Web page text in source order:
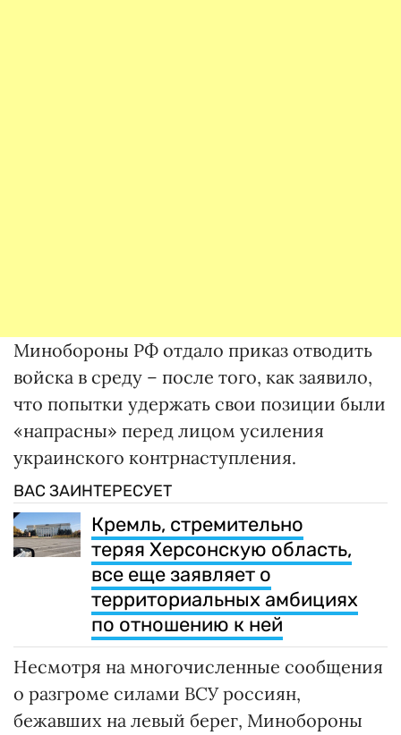
Минобороны РФ отдало приказ отводить
войска в среду – после того, как заявило,
что попытки удержать свои позиции были
«напрасны» перед лицом усиления
украинского контрнаступления.
ВАС ЗАИНТЕРЕСУЕТ
Кремль, стремительно
теряя Херсонскую область,
все еще заявляет о
территориальных амбициях
по отношению к ней
Несмотря на многочисленные сообщения
о разгроме силами ВСУ россиян,
бежавших на левый берег, Минобороны